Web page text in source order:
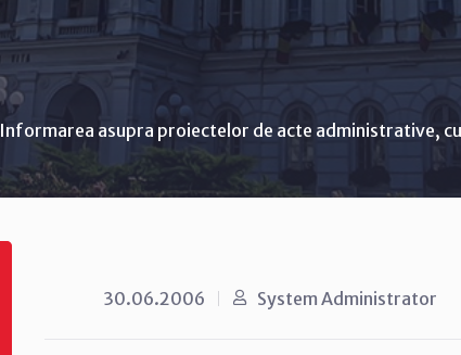
Informarea asupra proiectelor de acte administrative,
30.06.2006 System Administrator